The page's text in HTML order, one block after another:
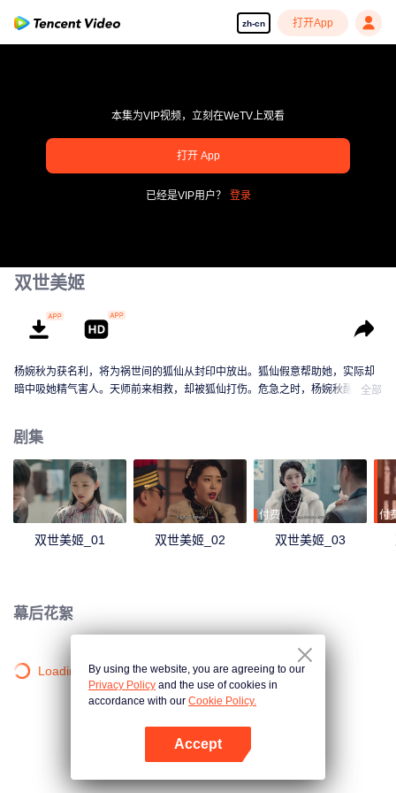
zh-cn 打开App
本集为VIP视频，立刻在WeTV上观看
打开 App
已经是VIP用户？ 登录
双世美姬
杨婉秋为获名利，将为祸世间的狐仙从封印中放出。狐仙假意帮助她，实际却
暗中吸她精气害人。天师前来相救，却被狐仙打伤。危急之时，杨婉秋醒悟发
全部
剧集
双世美姬_01 双世美姬_02
付费
双世美姬_03
付
幕后花絮
Loading…By using the website, you are agreeing to our
Privacy Policy and the use of cookies in
accordance with our Cookie Policy.
Accept